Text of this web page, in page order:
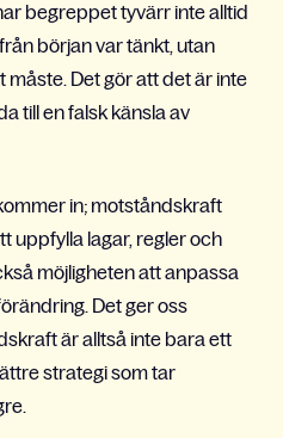
begreppet tyvärr inte alltid
början var tänkt, utan
Det gör att det är inte
till en falsk känsla av
in; motståndskraft
uppfylla lagar, regler och
möjligheten att anpassa
Det ger oss
är alltså inte bara ett
strategi som tar